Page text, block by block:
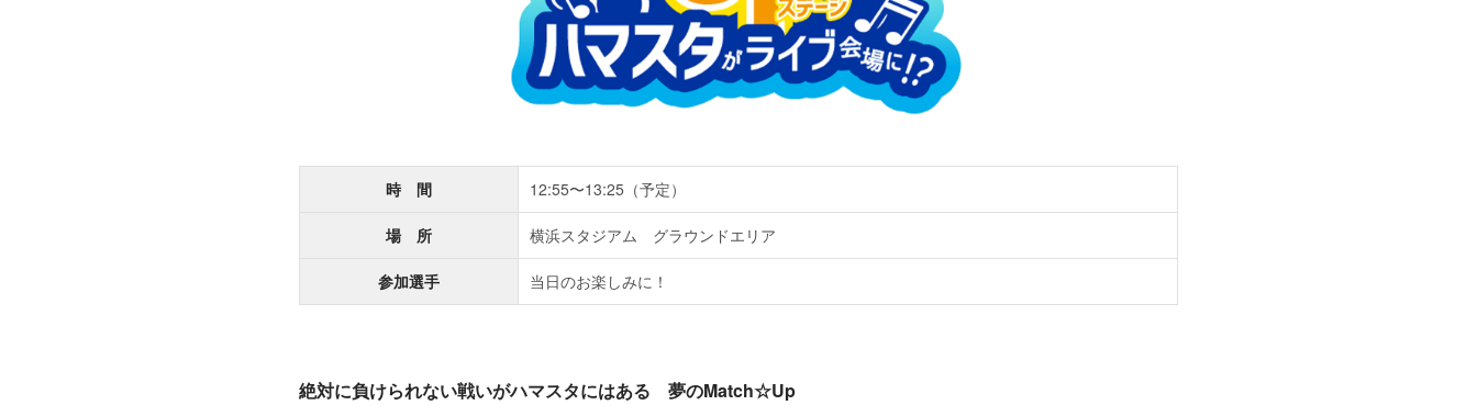
時 間 12:55〜13:25（予定）
場 所 横浜スタジアム グラウンドエリア
参加選手 当日のお楽しみに！
絶対に負けられない戦いがハマスタにはある 夢のMatch☆Up